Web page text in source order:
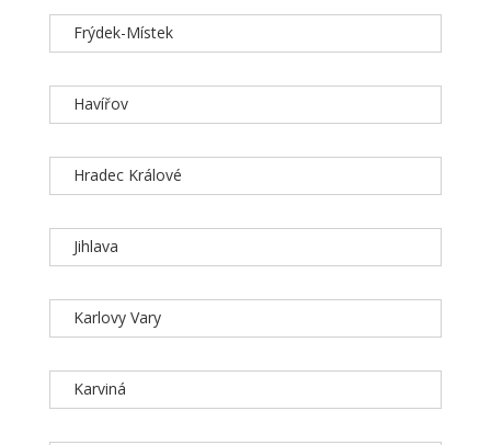
Frýdek-Místek
Havířov
Hradec Králové
Jihlava
Karlovy Vary
Karviná